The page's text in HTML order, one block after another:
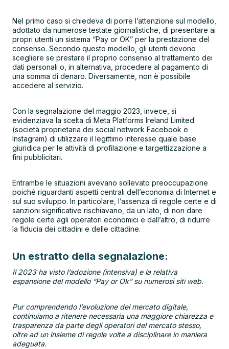
Nel primo caso si chiedeva di porre l’attenzione sul modello,
adottato da numerose testate giornalistiche, di presentare ai
propri utenti un sistema “Pay or OK” per la prestazione del
consenso. Secondo questo modello, gli utenti devono
scegliere se prestare il proprio consenso al trattamento dei
dati personali o, in alternativa, procedere al pagamento di
una somma di denaro. Diversamente, non è possibile
accedere al servizio.
Con la segnalazione del maggio 2023, invece, si
evidenziava la scelta di Meta Platforms Ireland Limited
(società proprietaria dei social network Facebook e
Instagram) di utilizzare il legittimo interesse quale base
giuridica per le attività di profilazione e targettizzazione a
fini pubblicitari.
Entrambe le situazioni avevano sollevato preoccupazione
poiché riguardanti aspetti centrali dell’economia di Internet e
sul suo sviluppo. In particolare, l’assenza di regole certe e di
sanzioni significative rischiavano, da un lato, di non dare
regole certe agli operatori economici e dall’altro, di ridurre
la fiducia dei cittadini e delle cittadine.
Un estratto della segnalazione:
Il 2023 ha visto l’adozione (intensiva) e la relativa
espansione del modello “Pay or Ok” su numerosi siti web.
Pur comprendendo l’evoluzione del mercato digitale,
continuiamo a ritenere necessaria una maggiore chiarezza e
trasparenza da parte degli operatori del mercato stesso,
oltre ad un insieme di regole volte a disciplinare in maniera
adeguata.